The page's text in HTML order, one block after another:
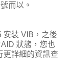
而以。
安裝 VIB，之後
狀態，您也
更詳細的資訊查